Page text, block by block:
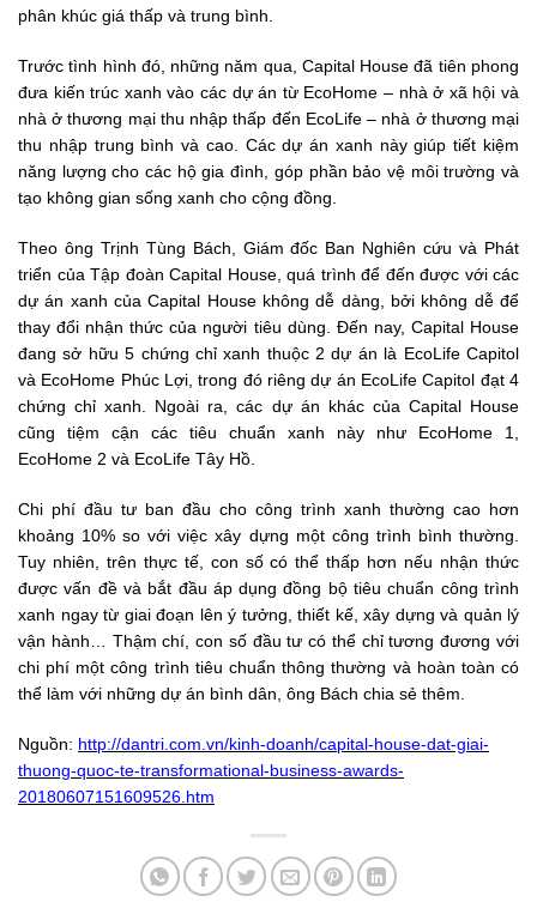
phân khúc giá thấp và trung bình.
Trước tình hình đó, những năm qua, Capital House đã tiên phong
đưa kiến ​​trúc xanh vào các dự án từ EcoHome – nhà ở xã hội và
nhà ở thương mại thu nhập thấp đến EcoLife – nhà ở thương mại
thu nhập trung bình và cao. Các dự án xanh này giúp tiết kiệm
năng lượng cho các hộ gia đình, góp phần bảo vệ môi trường và
tạo không gian sống xanh cho cộng đồng.
Theo ông Trịnh Tùng Bách, Giám đốc Ban Nghiên cứu và Phát
triển của Tập đoàn Capital House, quá trình để đến được với các
dự án xanh của Capital House không dễ dàng, bởi không dễ để
thay đổi nhận thức của người tiêu dùng. Đến nay, Capital House
đang sở hữu 5 chứng chỉ xanh thuộc 2 dự án là EcoLife Capitol
và EcoHome Phúc Lợi, trong đó riêng dự án EcoLife Capitol đạt 4
chứng chỉ xanh. Ngoài ra, các dự án khác của Capital House
cũng tiệm cận các tiêu chuẩn xanh này như EcoHome 1,
EcoHome 2 và EcoLife Tây Hồ.
Chi phí đầu tư ban đầu cho công trình xanh thường cao hơn
khoảng 10% so với việc xây dựng một công trình bình thường.
Tuy nhiên, trên thực tế, con số có thể thấp hơn nếu nhận thức
được vấn đề và bắt đầu áp dụng đồng bộ tiêu chuẩn công trình
xanh ngay từ giai đoạn lên ý tưởng, thiết kế, xây dựng và quản lý
vận hành… Thậm chí, con số đầu tư có thể chỉ tương đương với
chi phí một công trình tiêu chuẩn thông thường và hoàn toàn có
thể làm với những dự án bình dân, ông Bách chia sẻ thêm.
Nguồn: http://dantri.com.vn/kinh-doanh/capital-house-dat-giai-
thuong-quoc-te-transformational-business-awards-
20180607151609526.htm